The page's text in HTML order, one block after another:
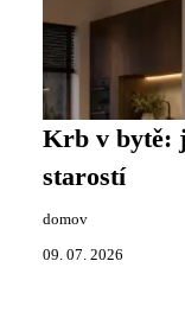
Krb v bytě:
starostí
domov
09. 07. 2026